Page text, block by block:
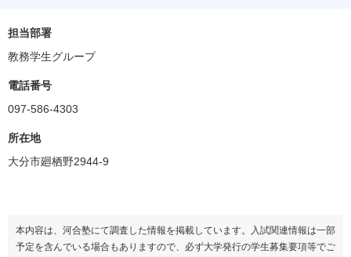
担当部署
教務学生グループ
電話番号
097-586-4303
所在地
大分市廻栖野2944-9
本内容は、河合塾にて調査した情報を掲載しています。入試関連情報は一部
予定を含んでいる場合もありますので、必ず大学発行の学生募集要項等でご